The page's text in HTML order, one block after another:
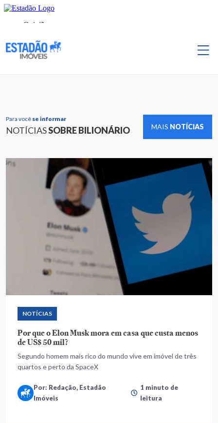
Para você se informar
NOTÍCIASSOBRE BILIONÁRIO MAIS NOTÍCIAS
NOTÍCIAS
Por que o Elon Musk mora em casa que custa menos
de US$ 50 mil?
Segundo homem mais rico do mundo vive em imóvel de três
quartos e perto da SpaceX
Por: Redação, Estadão
Imóveis
1 minuto de
leitura